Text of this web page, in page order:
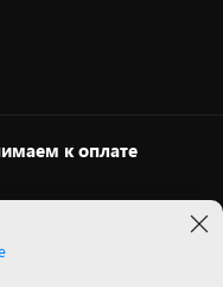
к оплате